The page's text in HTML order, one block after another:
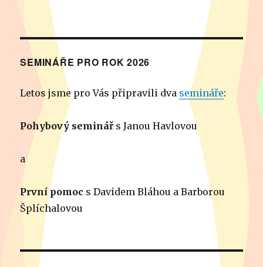
SEMINÁŘE PRO ROK 2026
Letos jsme pro Vás připravili dva semináře:
Pohybový seminář s Janou Havlovou
a
První pomoc s Davidem Bláhou a Barborou
Šplíchalovou